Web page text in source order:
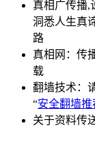
真相广传播,
洞悉人生真
路
真相网：传
载
翻墙技术：
“安全翻墙推
关于资料传